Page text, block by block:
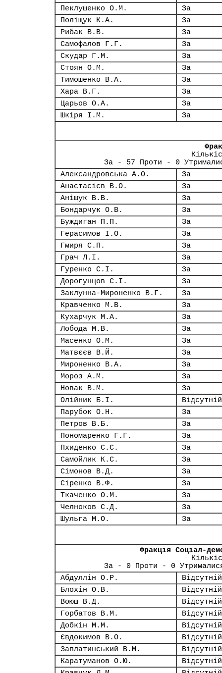
Пеклушенко О.М.
За
Поліщук К.А.
За
Рибак В.В.
За
Самофалов Г.Г.
За
Скудар Г.М.
За
Стоян О.М.
За
Тимошенко В.А.
За
Хара В.Г.
За
Царьов О.А.
За
Шкіря І.М.
За
За - 57 Проти - 0
Александровська А.О.
За
Анастасієв В.О.
За
Аніщук В.В.
За
Бондарчук О.В.
За
Буждиган П.П.
За
Герасимов І.О.
За
Гмиря С.П.
За
Грач Л.І.
За
Гуренко С.І.
За
Дорогунцов С.І.
За
Заклунна-Мироненко В.Г.
За
Кравченко М.В.
За
Кухарчук М.А.
За
Лобода М.В.
За
Масенко О.М.
За
Матвєєв В.Й.
За
Мироненко В.А.
За
Мороз А.М.
За
Новак В.М.
За
Олійник Б.І.
Відсутній
Парубок О.Н.
За
Петров В.Б.
За
Пономаренко Г.Г.
За
Пхиденко С.С.
За
Самойлик К.С.
За
Сімонов В.Д.
За
Сіренко В.Ф.
За
Ткаченко О.М.
За
Челноков С.Д.
За
Шульга М.О.
За
Фракція Соціал-
За - 0 Проти - 0
Абдуллін О.Р.
Відсутній
Блохін О.В.
Відсутній
Воюш В.Д.
Відсутній
Горбатов В.М.
Відсутній
Добкін М.М.
Відсутній
Євдокимов В.О.
Відсутній
Заплатинський В.М.
Відсутній
Каратуманов О.Ю.
Відсутній